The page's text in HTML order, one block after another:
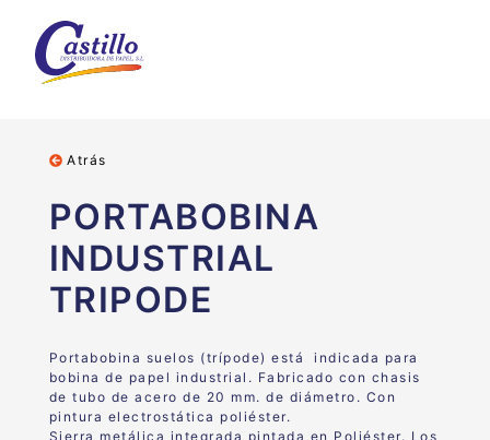
Atrás
PORTABOBINA
INDUSTRIAL
TRIPODE
Portabobina suelos (trípode) está indicada para
bobina de papel industrial. Fabricado con chasis
de tubo de acero de 20 mm. de diámetro. Con
pintura electrostática poliéster.
Sierra metálica integrada pintada en Poliéster. Los